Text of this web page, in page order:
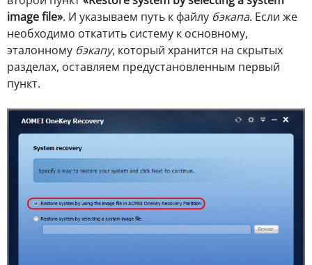
image file». И указываем путь к файлу бэкапа. Если же
необходимо откатить систему к основному,
эталонному бэкапу, который хранится на скрытых
разделах, оставляем предустановленным первый
пункт.